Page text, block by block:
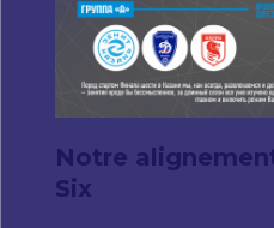
Notre
Six